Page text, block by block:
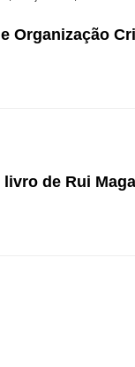
Organização
de Rui